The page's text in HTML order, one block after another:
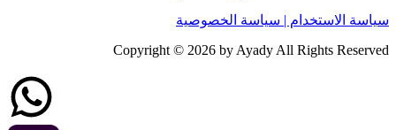
سياسة الاستخدام | سياسة الخصوصية
Copyright © 2026 by Ayady All Rights Reserved